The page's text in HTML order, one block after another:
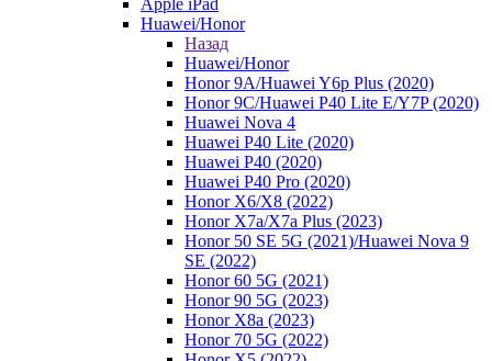
Apple iPad
Huawei/Honor
Назад
Huawei/Honor
Honor 9A/Huawei Y6p Plus (2020)
Honor 9C/Huawei P40 Lite E/Y7P (2020)
Huawei Nova 4
Huawei P40 Lite (2020)
Huawei P40 (2020)
Huawei P40 Pro (2020)
Honor X6/Х8 (2022)
Honor X7a/X7a Plus (2023)
Honor 50 SE 5G (2021)/Huawei Nova 9
SE (2022)
Honor 60 5G (2021)
Honor 90 5G (2023)
Honor X8a (2023)
Honor 70 5G (2022)